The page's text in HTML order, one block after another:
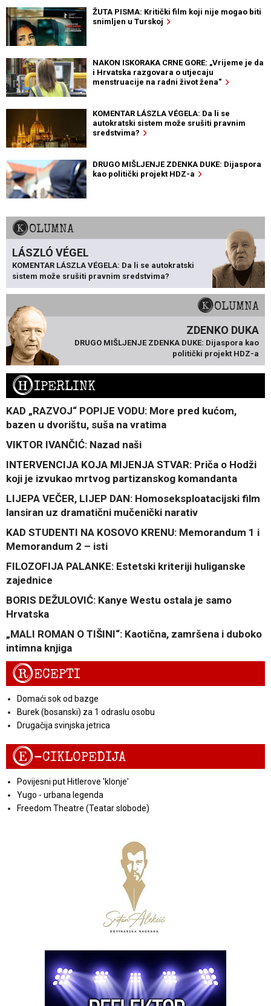
ŽUTA PISMA: Kritički film koji nije mogao biti
snimljen u Turskoj
NAKON ISKORAKA CRNE GORE: „Vrijeme je da
i Hrvatska razgovara o utjecaju
menstruacije na radni život žena“
KOMENTAR LÁSZLA VÉGELA: Da li se
autokratski sistem može srušiti pravnim
sredstvima?
DRUGO MIŠLJENJE ZDENKA DUKE: Dijaspora
kao politički projekt HDZ-a
KOLUMNA
LÁSZLÓ VÉGEL
KOMENTAR LÁSZLA VÉGELA: Da li se autokratski
sistem može srušiti pravnim sredstvima?
KOLUMNA
ZDENKO DUKA
DRUGO MIŠLJENJE ZDENKA DUKE: Dijaspora kao
politički projekt HDZ-a
HIPERLINK
KAD „RAZVOJ“ POPIJE VODU: More pred kućom,
bazen u dvorištu, suša na vratima
VIKTOR IVANČIĆ: Nazad naši
INTERVENCIJA KOJA MIJENJA STVAR: Priča o Hodži
koji je izvukao mrtvog partizanskog komandanta
LIJEPA VEČER, LIJEP DAN: Homoseksploatacijski film
lansiran uz dramatični mučenički narativ
KAD STUDENTI NA KOSOVO KRENU: Memorandum 1 i
Memorandum 2 – isti
FILOZOFIJA PALANKE: Estetski kriteriji huliganske
zajednice
BORIS DEŽULOVIĆ: Kanye Westu ostala je samo
Hrvatska
„MALI ROMAN O TIŠINI“: Kaotična, zamršena i duboko
intimna knjiga
RECEPTI
Domaći sok od bazge
Burek (bosanski) za 1 odraslu osobu
Drugačija svinjska jetrica
E-CIKLOPEDIJA
Povijesni put Hitlerove 'klonje'
Yugo - urbana legenda
Freedom Theatre (Teatar slobode)